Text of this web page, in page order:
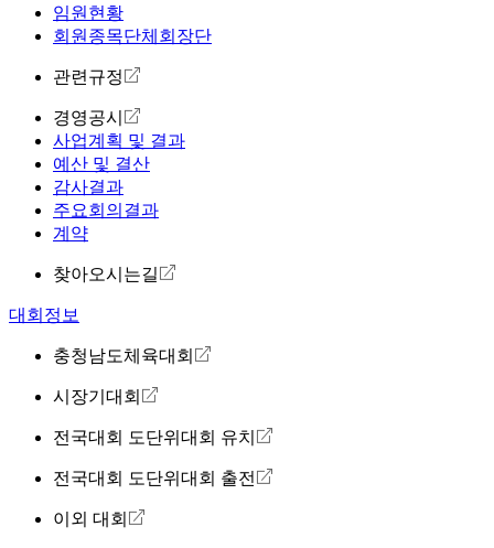
임원현황
회원종목단체회장단
관련규정
경영공시
사업계획 및 결과
예산 및 결산
감사결과
주요회의결과
계약
찾아오시는길
대회정보
충청남도체육대회
시장기대회
전국대회 도단위대회 유치
전국대회 도단위대회 출전
이외 대회